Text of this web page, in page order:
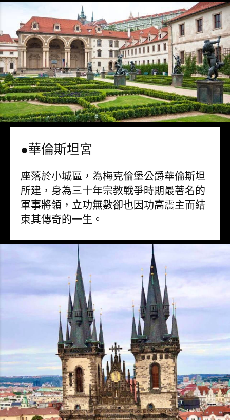
●華倫斯坦宮
座落於小城區，為梅克倫堡公爵華倫斯坦
所建，身為三十年宗教戰爭時期最著名的
軍事將領，立功無數卻也因功高震主而結
束其傳奇的一生。